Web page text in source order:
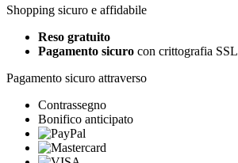
Shopping sicuro e affidabile
Reso gratuito
Pagamento sicuro con crittografia SSL
Pagamento sicuro attraverso
Contrassegno
Bonifico anticipato